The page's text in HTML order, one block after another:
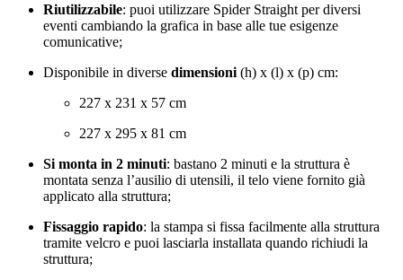
Riutilizzabile: puoi utilizzare Spider Straight per diversi
eventi cambiando la grafica in base alle tue esigenze
comunicative;
Disponibile in diverse dimensioni (h) x (l) x (p) cm:
227 x 231 x 57 cm
227 x 295 x 81 cm
Si monta in 2 minuti: bastano 2 minuti e la struttura è
montata senza l’ausilio di utensili, il telo viene fornito già
applicato alla struttura;
Fissaggio rapido: la stampa si fissa facilmente alla struttura
tramite velcro e puoi lasciarla installata quando richiudi la
struttura;